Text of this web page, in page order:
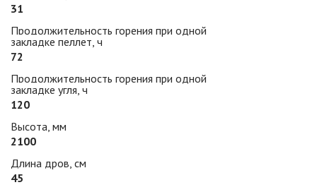
31
Продолжительность горения при одной
закладке пеллет, ч
72
Продолжительность горения при одной
закладке угля, ч
120
Высота, мм
2100
Длина дров, см
45